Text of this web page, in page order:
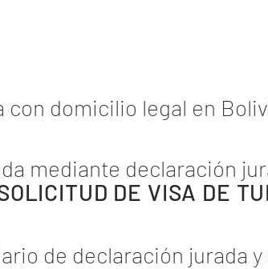
domicilio legal en
mediante declaración
DE VISA DE
de declaración jurada